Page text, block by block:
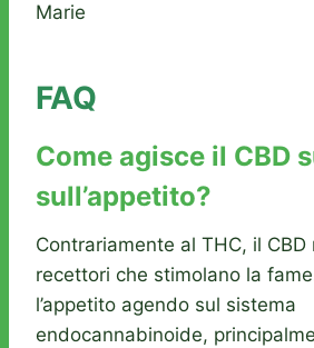
Marie
FAQ
Come agisce il CBD
sull’appetito?
Contrariamente al THC, il
recettori che stimolano la
l’appetito agendo sul sistema
endocannabinoide,